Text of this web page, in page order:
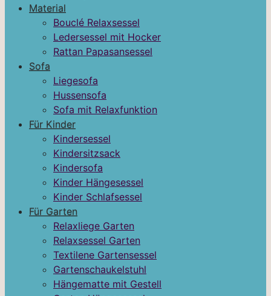
Material
Bouclé Relaxsessel
Ledersessel mit Hocker
Rattan Papasansessel
Sofa
Liegesofa
Hussensofa
Sofa mit Relaxfunktion
Für Kinder
Kindersessel
Kindersitzsack
Kindersofa
Kinder Hängesessel
Kinder Schlafsessel
Für Garten
Relaxliege Garten
Relaxsessel Garten
Textilene Gartensessel
Gartenschaukelstuhl
Hängematte mit Gestell